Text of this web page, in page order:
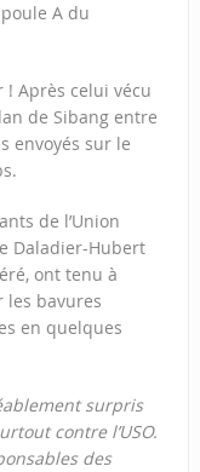
A du
Après celui vécu
de Sibang entre
envoyés sur le
de l’Union
Daladier-Hubert
ont tenu à
les bavures
en quelques
surpris
contre l’USO.
des